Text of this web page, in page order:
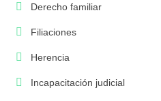
Derecho familiar
Filiaciones
Herencia
Incapacitación judicial